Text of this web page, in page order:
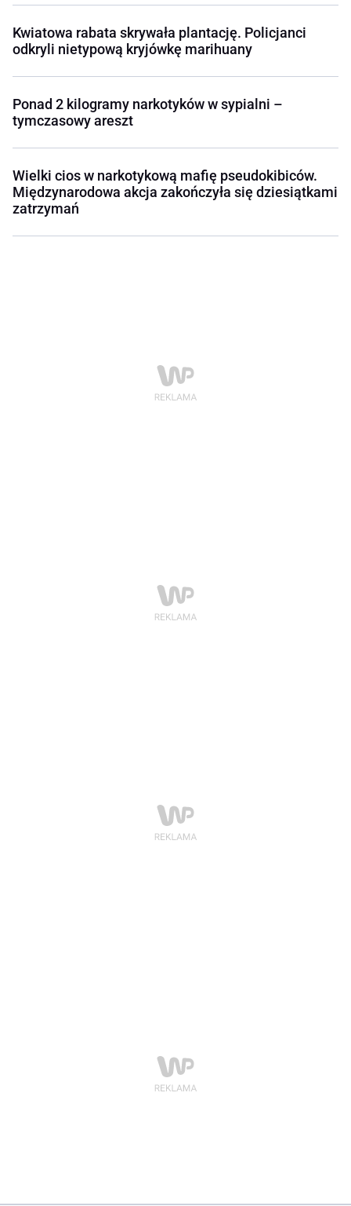
Kwiatowa rabata skrywała plantację. Policjanci
odkryli nietypową kryjówkę marihuany
Ponad 2 kilogramy narkotyków w sypialni –
tymczasowy areszt
Wielki cios w narkotykową mafię pseudokibiców.
Międzynarodowa akcja zakończyła się dziesiątkami
zatrzymań